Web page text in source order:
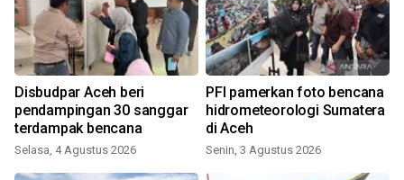
Disbudpar Aceh beri
pendampingan 30 sanggar
terdampak bencana
Selasa, 4 Agustus 2026
PFI pamerkan foto bencana
hidrometeorologi Sumatera
di Aceh
Senin, 3 Agustus 2026